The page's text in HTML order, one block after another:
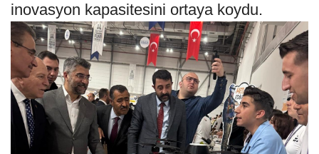
inovasyon kapasitesini ortaya koydu.